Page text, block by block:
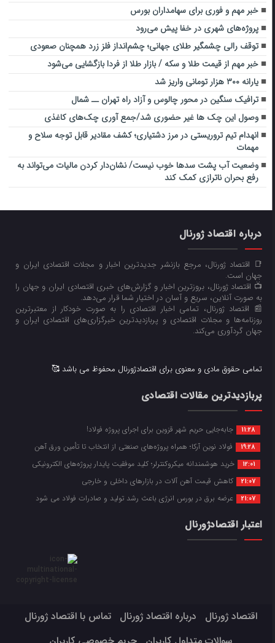
خبر مهم و فوری برای سهامداران بورس
پروژه‌های شهری در خفا پیش می‌رود
توقف رالی چشمگیر طلای جهانی؛ چشم‌انداز فلز زرد همچنان صعودی
خبر مهم از قیمت طلا و سکه / بازار طلا از فردا بازگشایی می‌شود
یارانه ۳۰۰ هزار تومانی واریز شد
ترافیک سنگین در محور چالوس و آزاد راه تهران ــ شمال
وصول این چک ها غیر حضوری شد/جمع آوری چک‌های کاغذی
انهدام تیم تروریستی در مرز دشتیاری؛ کشف مقادیر قابل توجه سلاح و
مهمات
وضعیت آب پشت سدها خوب نیست/ نشان‌دار کردن مالیات‌ می‌تواند به
رفع بحران ناترازی کمک کند
درباره اقتصاد ژورنال
📑 اقتصاد ژورنال، مرجع بازنشر جدیدترین اخبار و مجلات اقتصادی ایران و
جهان است.
📺 اقتصاد ژورنال، بروزترین اخبار و گزارش‌های خبری اقتصادی ایران و جهان را
به صورت آنلاین، سریع و آسان در اختیار شما قرار می‌‌دهد.
📰 اقتصاد ژورنال، تمامی اخبار اقتصادی را به صورت خودکار از معتبرترین
روزنامه‌ها و مجلات اقتصادی و پربازدیدترین خبرگزاری‌های اقتصادی ایران و
جهان گردآوری می‌کند.
تمامی حقوق مادی و معنوی برای اقتصادژورنال محفوظ می باشد 🥰
پربازدیدترین مقالات اقتصادی
11:28 جابه‌جایی حریم شهر قزوین برای اجرای پروژه فولاد!
19:28 فولاد نوین آرکا؛ همراه پروژه‌های صنعتی از انتخاب تا تأمین ورق آهن
12:01 خرید هوشمندانه میکروکنترلر؛ کلید موفقیت پایدار پروژه‌های الکترونیکی
21:07 کاهش قیمت آهن آلات در بازارهای داخلی و خارجی
21:07 عرضه برق در بورس انرژی باعث رشد تولید و صادرات فولاد می شود
اعتبار اقتصادژورنال
اقتصاد ژورنال درباره اقتصاد ژورنال
تماس با اقتصاد ژورنال